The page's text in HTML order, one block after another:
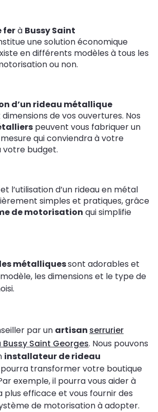
ferà Bussy Saint
une solution économique
en différents modèles à tous les
ou non.
d’un rideau métallique
dimensions de vos ouvertures. Nos
peuvent vous fabriquer un
qui conviendra à votre
votre budget.
l’utilisation d’un rideau en métal
simples et pratiques, grâce
de motorisation qui simplifie
métalliquessont adorables et
les dimensions et le type de
par un artisan serrurier
Saint Georges. Nous pouvons
installateur de rideau
pourra transformer votre boutique
exemple, il pourra vous aider à
plus efficace et vous fournir des
de motorisation à adopter.